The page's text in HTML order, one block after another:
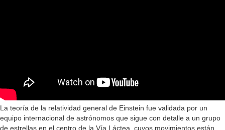
La teoría de la relatividad general de Einstein fue validada por un
equipo internacional de astrónomos que sigue con detalle a un grupo
de estrellas en el centro de la Vía Láctea, cuyos movimientos están